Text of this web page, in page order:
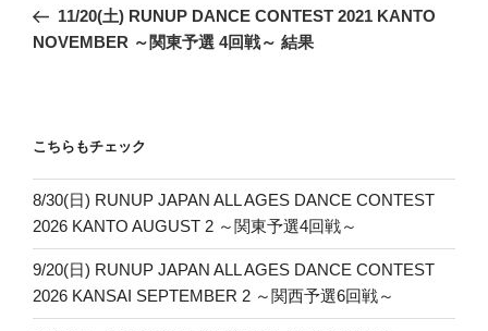
ナ
シ
ョ
ン
の
投
11/20(土) RUNUP DANCE CONTEST 2021 KANTO
NOVEMBER ～関東予選 4回戦～ 結果
こちらもチェック
8/30(日) RUNUP JAPAN ALL AGES DANCE CONTEST
2026 KANTO AUGUST 2 ～関東予選4回戦～
9/20(日) RUNUP JAPAN ALL AGES DANCE CONTEST
2026 KANSAI SEPTEMBER 2 ～関西予選6回戦～